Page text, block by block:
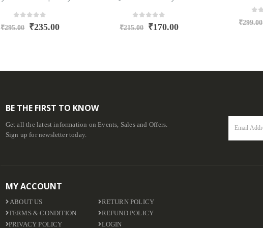
out of 5
₹295.00 ₹235.00 out of 5
₹215.00 ₹170.00 ₹299.00
BE THE FIRST TO KNOW
Get all the latest information on Events, Sales and Offers.
Sign up for newsletter today.
MY ACCOUNT
ABOUT US
TERMS & CONDITION
PRIVACY POLICY
RETURN POLICY
REFUND POLICY
LOGIN